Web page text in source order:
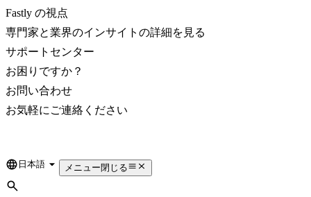
Fastly の視点
専門家と業界のインサイトの詳細を見る
サポートセンター
お困りですか？
お問い合わせ
お気軽にご連絡ください
Language
日本語 メニュー閉じる
検索